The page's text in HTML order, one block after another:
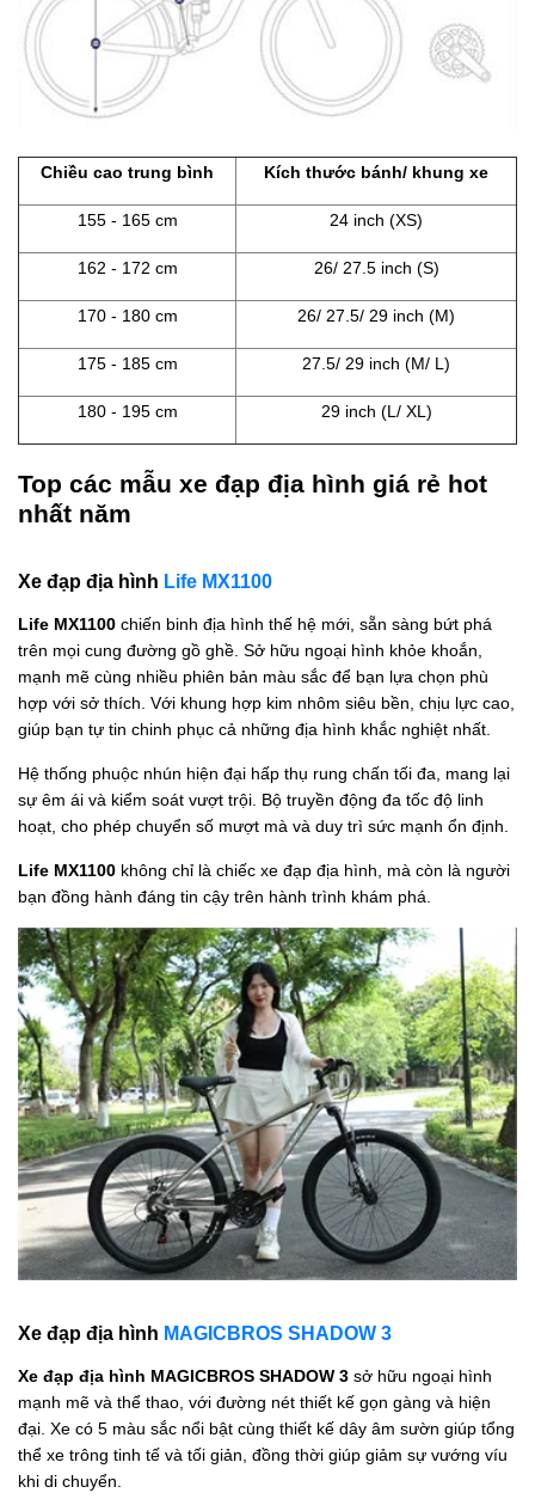
Chiều cao trung bình Kích thước bánh/ khung xe
155 - 165 cm 24 inch (XS)
162 - 172 cm 26/ 27.5 inch (S)
170 - 180 cm 26/ 27.5/ 29 inch (M)
175 - 185 cm 27.5/ 29 inch (M/ L)
180 - 195 cm 29 inch (L/ XL)
Top các mẫu xe đạp địa hình giá rẻ hot
nhất năm
Xe đạp địa hình Life MX1100
Life MX1100 chiến binh địa hình thế hệ mới, sẵn sàng bứt phá
trên mọi cung đường gồ ghề. Sở hữu ngoại hình khỏe khoắn,
mạnh mẽ cùng nhiều phiên bản màu sắc để bạn lựa chọn phù
hợp với sở thích. Với khung hợp kim nhôm siêu bền, chịu lực cao,
giúp bạn tự tin chinh phục cả những địa hình khắc nghiệt nhất.
Hệ thống phuộc nhún hiện đại hấp thụ rung chấn tối đa, mang lại
sự êm ái và kiểm soát vượt trội. Bộ truyền động đa tốc độ linh
hoạt, cho phép chuyển số mượt mà và duy trì sức mạnh ổn định.
Life MX1100 không chỉ là chiếc xe đạp địa hình, mà còn là người
bạn đồng hành đáng tin cậy trên hành trình khám phá.
Xe đạp địa hình MAGICBROS SHADOW 3
Xe đạp địa hình MAGICBROS SHADOW 3 sở hữu ngoại hình
mạnh mẽ và thể thao, với đường nét thiết kế gọn gàng và hiện
đại. Xe có 5 màu sắc nổi bật cùng thiết kế dây âm sườn giúp tổng
thể xe trông tinh tế và tối giản, đồng thời giúp giảm sự vướng víu
khi di chuyển.